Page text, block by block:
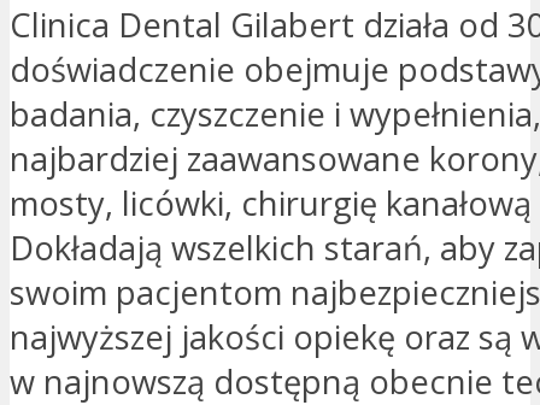
Clinica Dental Gilabert działa od
doświadczenie obejmuje
badania, czyszczenie i
najbardziej zaawansowane
mosty, licówki, chirurgię
Dokładają wszelkich starań, aby
swoim pacjentom
najwyższej jakości opiekę oraz są
w najnowszą dostępną obecnie